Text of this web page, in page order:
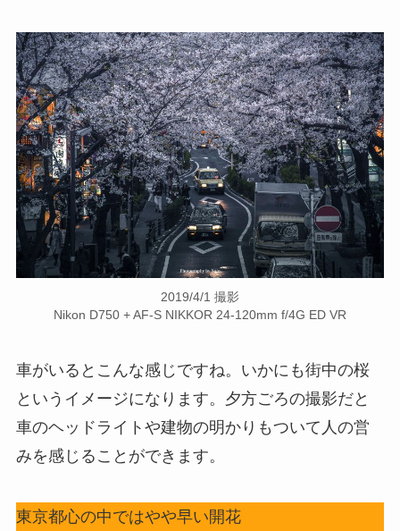
2019/4/1 撮影
Nikon D750 + AF-S NIKKOR 24-120mm f/4G ED VR
車がいるとこんな感じですね。いかにも街中の桜
というイメージになります。夕方ごろの撮影だと
車のヘッドライトや建物の明かりもついて人の営
みを感じることができます。
東京都心の中ではやや早い開花